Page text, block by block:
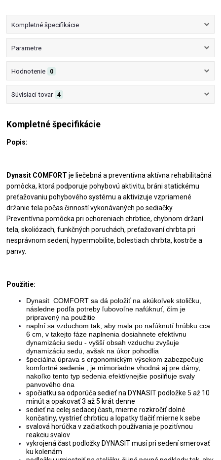
Kompletné špecifikácie
Parametre
Hodnotenie 0
Súvisiaci tovar 4
Kompletné špecifikácie
Popis:
Dynasit COMFORT je liečebná a preventívna aktívna rehabilitačná
pomôcka, ktorá podporuje pohybovú aktivitu, bráni statickému
preťažovaniu pohybového systému a aktivizuje vzpriamené
držanie tela počas činností vykonávaných po sediačky.
Preventívna pomôcka pri ochoreniach chrbtice, chybnom držaní
tela, skoliózach, funkčných poruchách, preťažovaní chrbta pri
nesprávnom sedení, hypermobilite, bolestiach chrbta, kostrče a
panvy.
Použitie:
Dynasit COMFORT sa dá položiť na akúkoľvek stoličku,
následne podľa potreby ľubovoľne nafúknuť, čím je
pripravený na použitie
naplní sa vzduchom tak, aby mala po nafúknutí hrúbku cca
6 cm, v takejto fáze naplnenia dosiahnete efektívnu
dynamizáciu sedu - vyšší obsah vzduchu zvyšuje
dynamizáciu sedu, avšak na úkor pohodlia
špeciálna úprava s ergonomickým výsekom zabezpečuje
komfortné sedenie , je mimoriadne vhodná aj pre dámy,
nakoľko tento typ sedenia efektívnejšie posilňuje svaly
panvového dna
spočiatku sa odporúča sedieť na DYNASIT podložke 5 až 10
minút a opakovať 3 až 5 krát denne
sedieť na celej sedacej časti, mierne rozkročiť dolné
končatiny, vystrieť chrbticu a lopatky tlačiť mierne k sebe
svalová horúčka v začiatkoch používania je pozitívnou
reakciu svalov
vykrojená čast podložky DYNASIT musí pri sedení smerovať
ku kolenám